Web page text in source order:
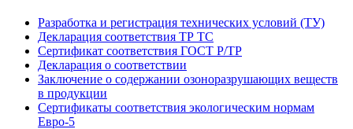
Разработка и регистрация технических условий (ТУ)
Декларация соответствия ТР ТС
Сертификат соответствия ГОСТ Р/ТР
Декларация о соответствии
Заключение о содержании озоноразрушающих веществ
в продукции
Сертификаты соответствия экологическим нормам
Евро-5